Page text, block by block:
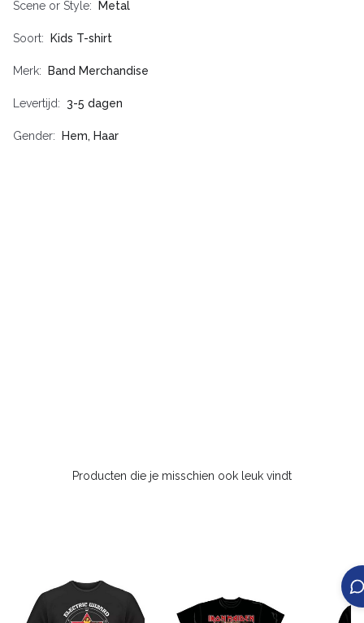
Scene or Style Metal
Soort Kids T-shirt
Merk Band Merchandise
Levertijd 3-5 dagen
Gender Hem, Haar
Producten die je misschien ook leuk vindt